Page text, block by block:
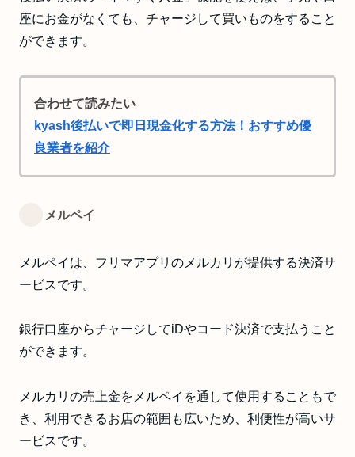
座にお金がなくても、チャージして買いものをすること
ができます。
合わせて読みたい
kyash後払いで即日現金化する方法！おすすめ優
良業者を紹介
メルペイ
メルペイは、フリマアプリのメルカリが提供する決済サ
ービスです。
銀行口座からチャージしてiDやコード決済で支払うこと
ができます。
メルカリの売上金をメルペイを通して使用することもで
き、利用できるお店の範囲も広いため、利便性が高いサ
ービスです。